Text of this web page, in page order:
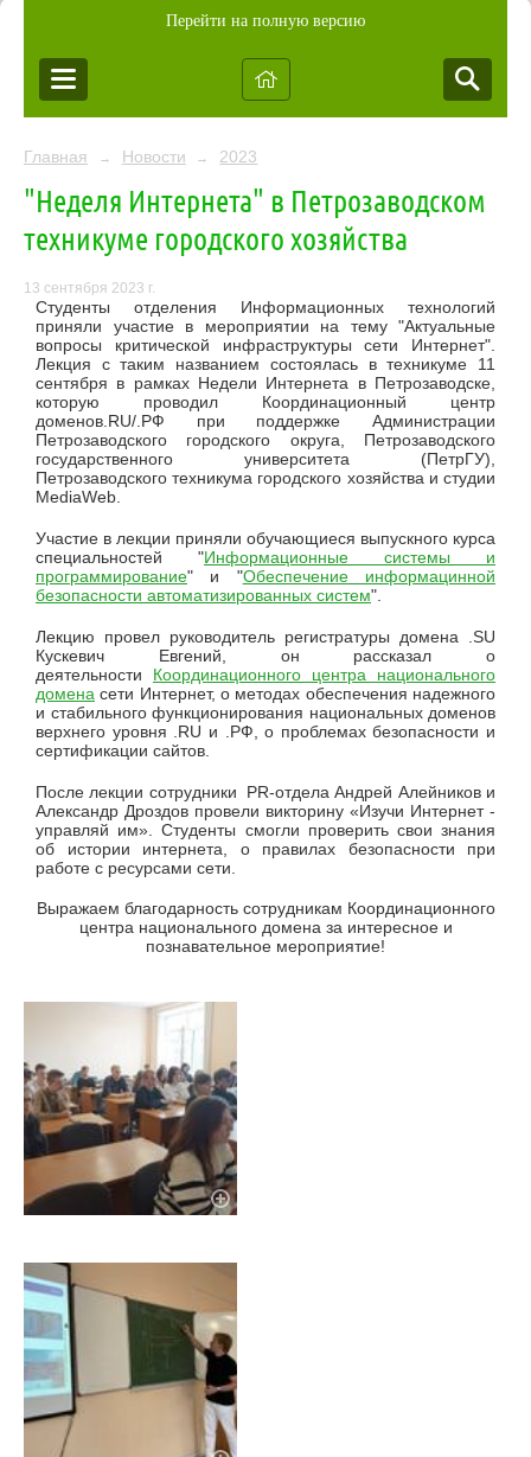
Перейти на полную версию
Главная → Новости → 2023
"Неделя Интернета" в Петрозаводском
техникуме городского хозяйства
13 сентября 2023 г.
Студенты отделения Информационных технологий
приняли участие в мероприятии на тему "Актуальные
вопросы критической инфраструктуры сети Интернет".
Лекция с таким названием состоялась в техникуме 11
сентября в рамках Недели Интернета в Петрозаводске,
которую проводил Координационный центр
доменов.RU/.РФ при поддержке Администрации
Петрозаводского городского округа, Петрозаводского
государственного университета (ПетрГУ),
Петрозаводского техникума городского хозяйства и студии
MediaWeb.
Участие в лекции приняли обучающиеся выпускного курса
специальностей "Информационные системы и
программирование" и "Обеспечение информацинной
безопасности автоматизированных систем".
Лекцию провел руководитель регистратуры домена .SU
Кускевич Евгений, он рассказал о
деятельности Координационного центра национального
домена сети Интернет, о методах обеспечения надежного
и стабильного функционирования национальных доменов
верхнего уровня .RU и .РФ, о проблемах безопасности и
сертификации сайтов.
После лекции сотрудники PR-отдела Андрей Алейников и
Александр Дроздов провели викторину «Изучи Интернет -
управляй им». Студенты смогли проверить свои знания
об истории интернета, о правилах безопасности при
работе с ресурсами сети.
Выражаем благодарность сотрудникам Координационного
центра национального домена за интересное и
познавательное мероприятие!